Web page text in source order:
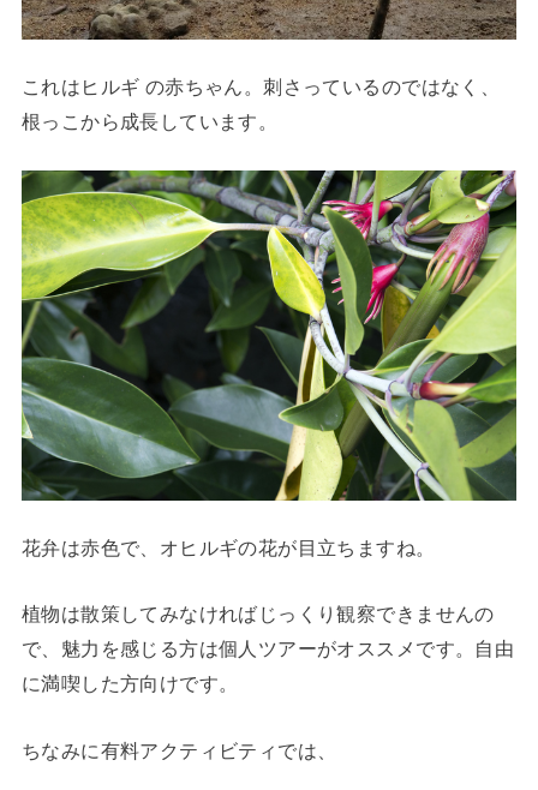
これはヒルギ の赤ちゃん。刺さっているのではなく、
根っこから成長しています。
花弁は赤色で、オヒルギの花が目立ちますね。
植物は散策してみなければじっくり観察できませんの
で、魅力を感じる方は個人ツアーがオススメです。自由
に満喫した方向けです。
ちなみに有料アクティビティでは、